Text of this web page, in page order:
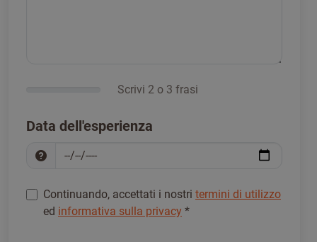
Scrivi 2 o 3 frasi
Data dell'esperienza
Continuando, accettati i nostri termini di utilizzo
ed informativa sulla privacy *